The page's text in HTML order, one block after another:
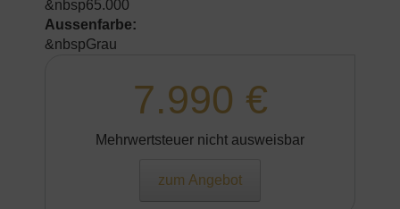
&nbsp65.000
Aussenfarbe:
&nbspGrau
7.990 €
Mehrwertsteuer nicht ausweisbar
zum Angebot